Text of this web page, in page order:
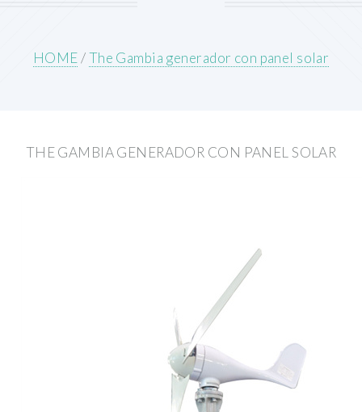
HOME/The Gambia generador con panel solar
THE GAMBIA GENERADOR CON PANEL SOLAR